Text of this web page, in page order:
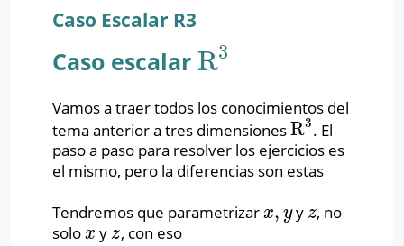
Caso Escalar R3
Caso escalar R3
R3
Vamos a traer todos los conocimientos del
tema anterior a tres dimensionesR3
R3 . El
paso a paso para resolver los ejercicios es
el mismo, pero la diferencias son estas
Tendremos que parametrizar x, y
x,y yz
z, no
solo x
x yz
z, con eso